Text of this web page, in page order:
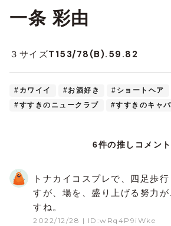
一条 彩由
３サイズT153/78(B).59.82
#カワイイ #お酒好き #ショートヘア
#すすきのニュークラブ
#すすきのキャ
6件の推しコメント
2022/12/28 | ID:wRq4P9iWke
トナカイコスプレで、四足歩
すが、場を、盛り上げる努力
すね。